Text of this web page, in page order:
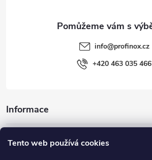
Tento web používá cookies
Informace
Inspirace
info@profinox.cz
+420 463 035 466